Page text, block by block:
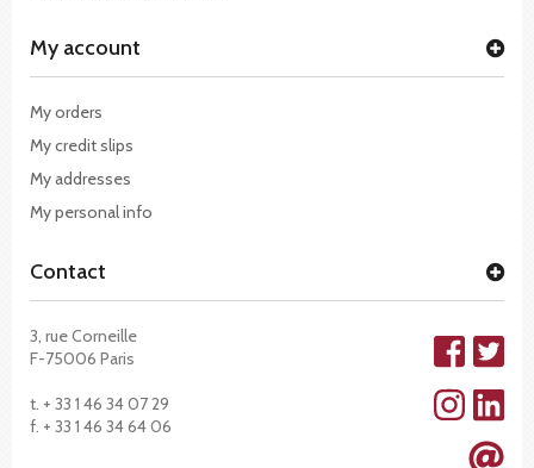
My account
My orders
My credit slips
My addresses
My personal info
Contact
3, rue Corneille
F-75006 Paris
t. + 33 1 46 34 07 29
f. + 33 1 46 34 64 06